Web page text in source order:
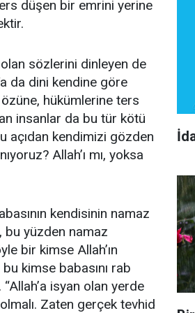
düşen bir emrini yerine
sözlerini dinleyen de
da dini kendine göre
hükümlerine ters
insanlar da bu tür kötü
açıdan kendimizi gözden
Allah’ı mı, yoksa
kendisinin namaz
bu yüzden namaz
bir kimse Allah’ın
kimse babasını rab
isyan olan yerde
Zaten gerçek tevhid